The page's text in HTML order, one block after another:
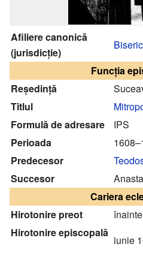
Afiliere canonică
(jurisdicție)
Funcția
Reședință
Titlul
Formulă de adresare
IPS
Perioada
Predecesor
Succesor
Cariera
Hirotonire preot
Hirotonire episcopală
iunie